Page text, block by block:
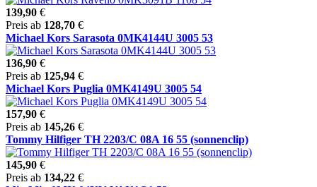
139,90 €
Preis ab 128,70 €
Michael Kors Sarasota 0MK4144U 3005 53
136,90 €
Preis ab 125,94 €
Michael Kors Puglia 0MK4149U 3005 54
157,90 €
Preis ab 145,26 €
Tommy Hilfiger TH 2203/C 08A 16 55 (sonnenclip)
145,90 €
Preis ab 134,22 €